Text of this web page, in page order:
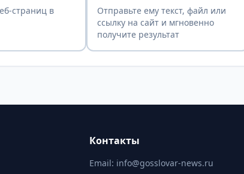
страниц в
Отправьте ему текст, файл или
ссылку на сайт и мгновенно
получите результат
Контакты
Email: info@gosslovar-news.ru